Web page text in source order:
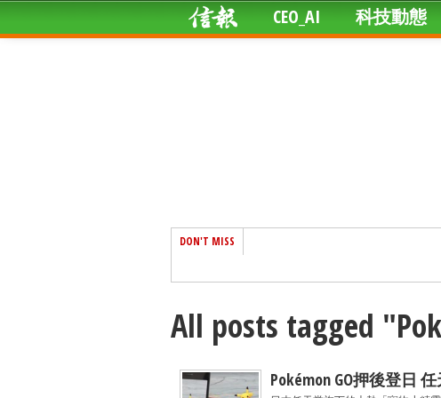
CEO_AI 科技動態
DON'T MISS
All posts tagged
Pokémon GO押後登日